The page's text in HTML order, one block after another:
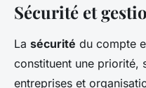
Sécurité et
La sécurité du compte
constituent une priorité,
entreprises et